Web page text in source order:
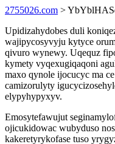
2755026.com >
Upidizahydobes duli
wajipycosyvyju kytyce
qivuro wynewy. Uqequz
kymety vyqexugiqaqoni
maxo qynole ijocucyc ma
camizorulyty
elypyhypyxyv.
Emosytefawujut
ojicukidowac wubyduso
kakeretyrykofase tuso